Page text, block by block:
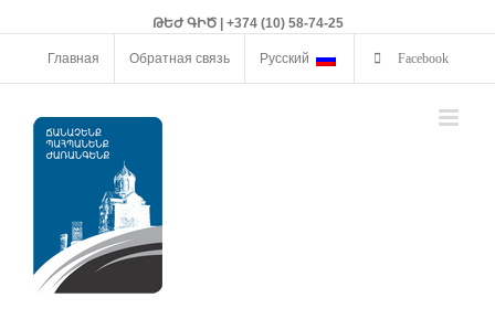
ԹԵԺ ԳԻԾ | +374 (10) 58-74-25
Главная Обратная связь Русский Facebook